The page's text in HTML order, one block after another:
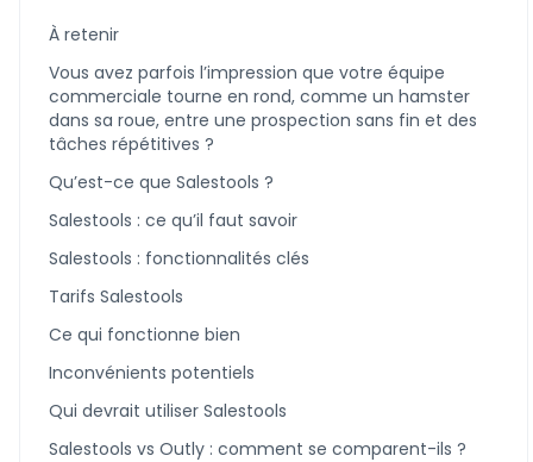
À retenir
Vous avez parfois l’impression que votre équipe
commerciale tourne en rond, comme un hamster
dans sa roue, entre une prospection sans fin et des
tâches répétitives ?
Qu’est-ce que Salestools ?
Salestools : ce qu’il faut savoir
Salestools : fonctionnalités clés
Tarifs Salestools
Ce qui fonctionne bien
Inconvénients potentiels
Qui devrait utiliser Salestools
Salestools vs Outly : comment se comparent-ils ?